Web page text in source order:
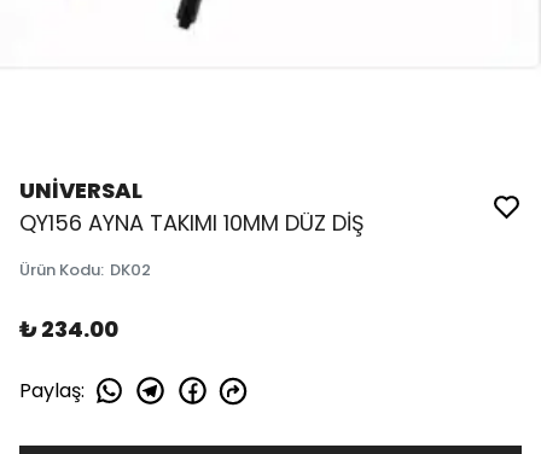
UNİVERSAL
QY156 AYNA TAKIMI 10MM DÜZ DİŞ
Ürün Kodu: DK02
₺ 234.00
Paylaş: